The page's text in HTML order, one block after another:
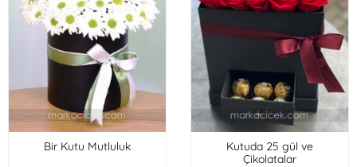
Bir Kutu Mutluluk
Kutuda 25 gül ve
Çikolatalar